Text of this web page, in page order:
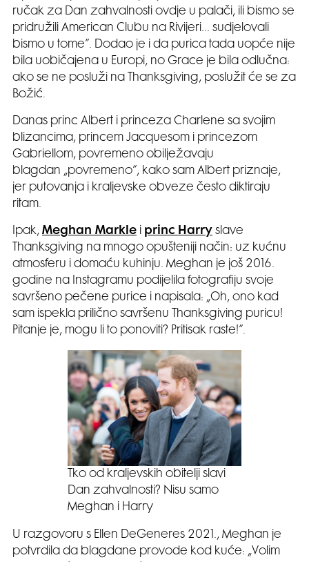
ručak za Dan zahvalnosti ovdje u palači, ili bismo se
pridružili American Clubu na Rivijeri… sudjelovali
bismo u tome”. Dodao je i da purica tada uopće nije
bila uobičajena u Europi, no Grace je bila odlučna:
ako se ne posluži na Thanksgiving, poslužit će se za
Božić.
Danas princ Albert i princeza Charlene sa svojim
blizancima, princem Jacquesom i princezom
Gabriellom, povremeno obilježavaju
blagdan „povremeno”, kako sam Albert priznaje,
jer putovanja i kraljevske obveze često diktiraju
ritam.
Ipak, Meghan Markle princ Harry slave
Thanksgiving na mnogo opušteniji način: uz kućnu
atmosferu i domaću kuhinju. Meghan je još 2016.
godine na Instagramu podijelila fotografiju svoje
savršeno pečene purice i napisala: „Oh, ono kad
sam ispekla prilično savršenu Thanksgiving puricu!
Pitanje je, mogu li to ponoviti? Pritisak raste!”.
Tko od kraljevskih obitelji slavi
Dan zahvalnosti? Nisu samo
Meghan i Harry
U razgovoru s Ellen DeGeneres 2021., Meghan je
potvrdila da blagdane provode kod kuće: „Volim